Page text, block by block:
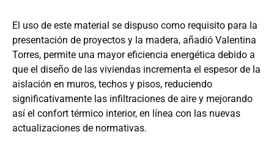
El uso de este material se dispuso como requisito para la
presentación de proyectos y la madera, añadió Valentina
Torres, permite una mayor eficiencia energética debido a
que el diseño de las viviendas incrementa el espesor de la
aislación en muros, techos y pisos, reduciendo
significativamente las infiltraciones de aire y mejorando
así el confort térmico interior, en línea con las nuevas
actualizaciones de normativas.